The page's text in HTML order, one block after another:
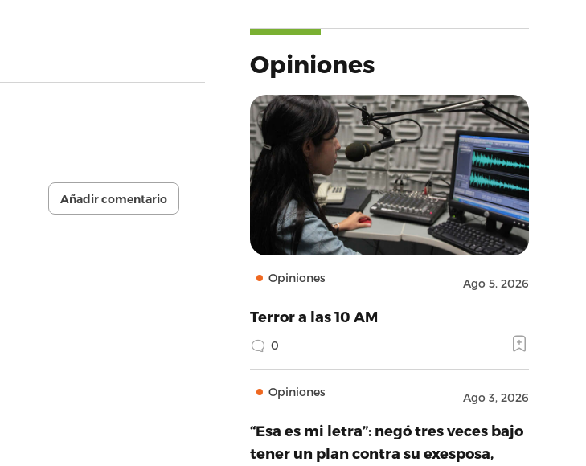
Añadir comentario
Opiniones
Opiniones Ago 5, 2026
Terror a las 10 AM
0
Opiniones Ago 3, 2026
“Esa es mi letra”: negó tres veces bajo
tener un plan contra su exesposa,